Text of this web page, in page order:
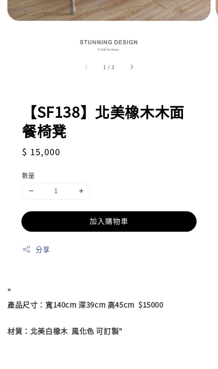
1 /3
【SF138】北美橡木木面
餐椅凳
Regular
$ 15,000
數量
加入購物車
分享
"
產品尺寸：寬140cm 深39cm 高45cm $15000
材質：北美白橡木 風化色 可訂製"